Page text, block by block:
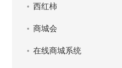
西红柿
商城会
在线商城系统